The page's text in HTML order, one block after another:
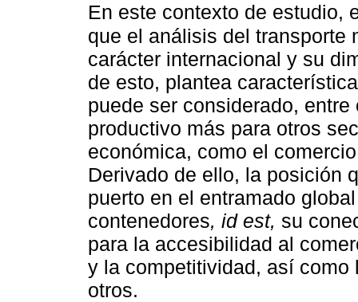
En este contexto de estudio,
que el análisis del transporte
carácter internacional y su
de esto, plantea
puede ser considerado,
productivo más para otros
económica, como el
Derivado de ello, la posición
puerto en el entramado
contenedores, id est, su
para la accesibilidad al
y la competitividad, así
otros.